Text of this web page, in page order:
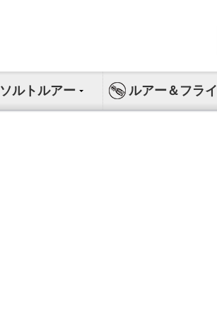
ソルトルアー ルアー＆フライ